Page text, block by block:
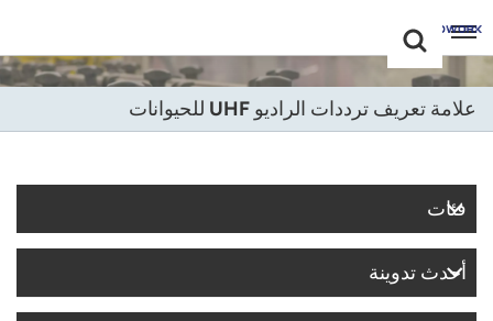
+86 -18681515767
English
Français
Deutsch
علامة تعريف ترددات الراديو UHF للحيوانات
فئات
أحدث تدوينة